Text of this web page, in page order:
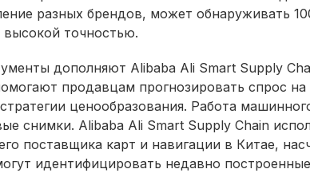
разных брендов, может обнаруживать
высокой точностью.
дополняют Alibaba Ali Smart Supply
продавцам прогнозировать спрос
ценообразования. Работа
снимки. Alibaba Ali Smart Supply Chain
поставщика карт и навигации в Китае,
идентифицировать недавно